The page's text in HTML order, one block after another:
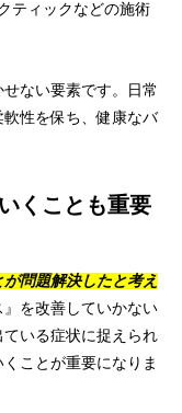
ティックなどの施術
ない要素です。日常
性を保ち、健康なバ
くことも重要
が問題解決したと考え
を改善していかない
いる症状に捉えられ
ことが重要になりま